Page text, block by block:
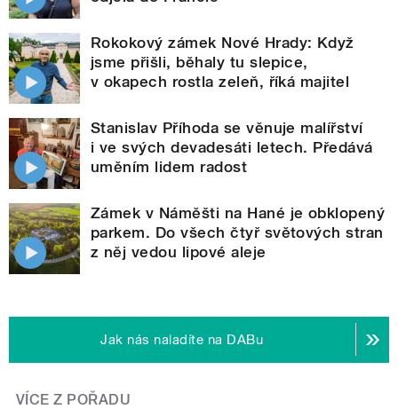
Rokokový zámek Nové Hrady: Když
jsme přišli, běhaly tu slepice,
v okapech rostla zeleň, říká majitel
Stanislav Příhoda se věnuje malířství
i ve svých devadesáti letech. Předává
uměním lidem radost
Zámek v Náměšti na Hané je obklopený
parkem. Do všech čtyř světových stran
z něj vedou lipové aleje
Jak nás naladíte na DABu
VÍCE Z POŘADU